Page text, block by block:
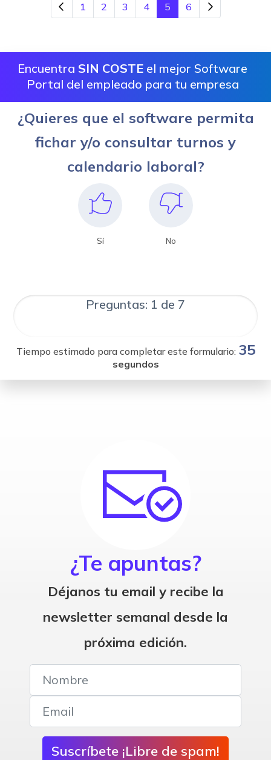
1 2 3 4 5 6
Encuentra SIN COSTE el mejor Software
Portal del empleado para tu empresa
¿Quieres que el software permita
fichar y/o consultar turnos y
calendario laboral?
Sí No
Preguntas: 1 de 7
Tiempo estimado para completar este formulario: 35
segundos
¿Te apuntas?
Déjanos tu email y recibe la
newsletter semanal desde la
próxima edición.
Suscríbete ¡Libre de spam!